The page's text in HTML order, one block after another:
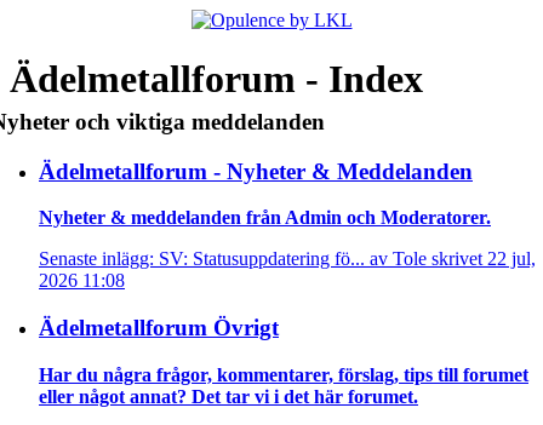
Ädelmetallforum - Index
och viktiga meddelanden
Ädelmetallforum - Nyheter & Meddelanden
Nyheter & meddelanden från Admin och Moderatorer.
Senaste inlägg: SV: Statusuppdatering fö... av Tole skrivet 22 jul,
2026 11:08
Ädelmetallforum Övrigt
Har du några frågor, kommentarer, förslag, tips till forumet
eller något annat? Det tar vi i det här forumet.